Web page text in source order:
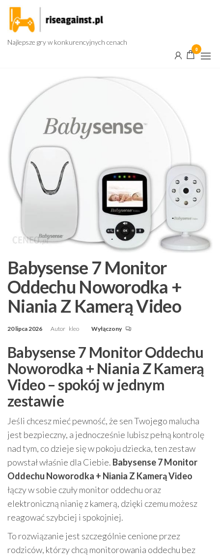
Przejdź
treści
Najlepsze gry w konkurencyjnych cenach
0
Babysense 7 Monitor
Oddechu Noworodka +
Niania Z Kamerą Video
20 lipca 2026 Autor kleo Wyłączony
Babysense 7 Monitor Oddechu
Noworodka + Niania Z Kamerą
Video – spokój w jednym
zestawie
Jeśli chcesz mieć pewność, że sen Twojego malucha
jest bezpieczny, a jednocześnie lubisz pełną kontrolę
nad tym, co dzieje się w pokoju dziecka, ten zestaw
powstał właśnie dla Ciebie. Babysense 7 Monitor
Oddechu Noworodka + Niania Z Kamerą Video
łączy w sobie czuły monitor oddechu oraz
elektroniczną nianię z kamerą, dzięki czemu możesz
reagować szybciej i spokojniej.
To rozwiązanie jest szczególnie cenione przez
rodziców, którzy chcą monitorowania oddechu bez